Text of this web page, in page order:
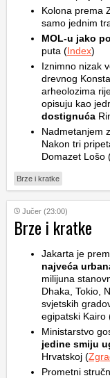
Kolona prema
samo jednim
MOL-u jako
puta (Index)
Iznimno nizak
drevnog
arheolozima
opisuju kao
dostignuća
Nadmetanjem
Nakon tri
Domazet Lošo
Brze i kratke
Jučer (23:00)
Brze i kratke
Jakarta je
najveća
milijuna
Dhaka, Tokio,
svjetskih
egipatski Kairo
Ministarstvo
jedine smiju
Hrvatskoj (
Prometni